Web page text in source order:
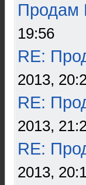
Продам
19:56
RE:
2013,
RE:
2013,
RE:
2013,